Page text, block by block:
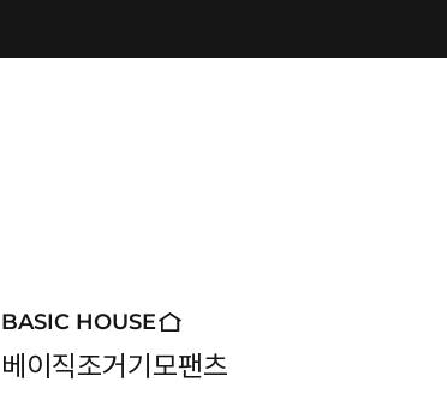
BASIC HOUSE
베이직조거기모팬츠